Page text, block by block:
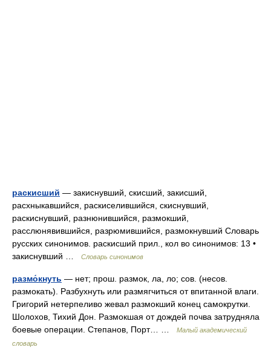
раскисший — закиснувший, скисший, закисший,
расхныкавшийся, раскиселившийся, скиснувший,
раскиснувший, разнюнившийся, размокший,
расслюнявившийся, разрюмившийся, размокнувший Словарь
русских синонимов. раскисший прил., кол во синонимов: 13 •
закиснувший …
Словарь синонимов
размо́кнуть — нет; прош. размок, ла, ло; сов. (несов.
размокать). Разбухнуть или размягчиться от впитанной влаги.
Григорий нетерпеливо жевал размокший конец самокрутки.
Шолохов, Тихий Дон. Размокшая от дождей почва затрудняла
боевые операции. Степанов, Порт… …
Малый академический
словарь